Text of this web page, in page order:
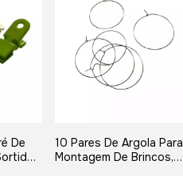
De
10 Pares De Argola Para
Montagem De Brincos,